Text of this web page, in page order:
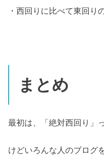
・西回りに比べて東回り
まとめ
最初は、「絶対西回り」
けどいろんな人のブログ